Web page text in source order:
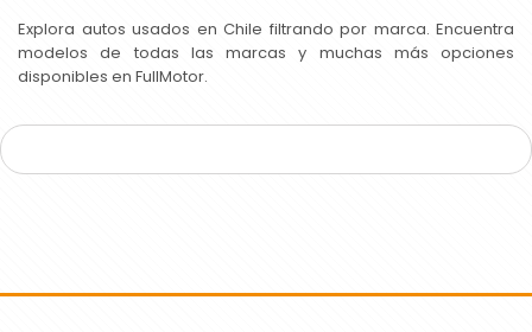
Explora autos usados en Chile filtrando por marca. Encuentra
modelos de todas las marcas y muchas más opciones
disponibles en FullMotor.